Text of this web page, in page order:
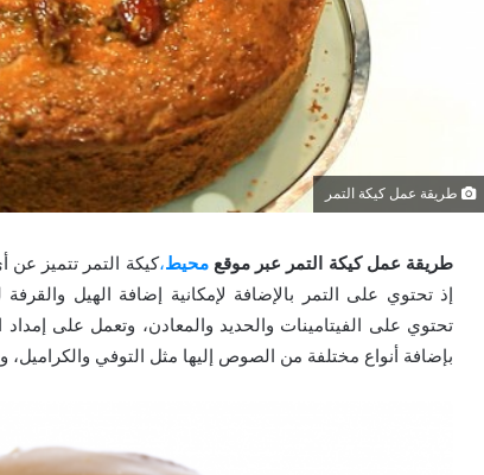
طريقة عمل كيكة التمر
طريقة عمل كيكة التمر عبر موقعمحيط،كيكة التمر تتميز عن
إذ تحتوي على التمر بالإضافة لإمكانية إضافة الهيل
تحتوي على الفيتامينات والحديد والمعادن، وتعمل على إمداد
بإضافة أنواع مختلفة من الصوص إليها مثل التوفي والكراميل،